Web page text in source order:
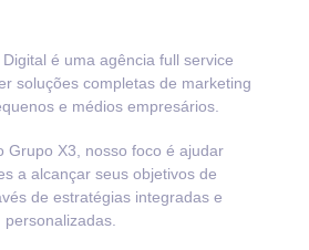
é uma agência full service
soluções completas de marketing
e médios empresários.
Grupo X3, nosso foco é ajudar
a alcançar seus objetivos de
de estratégias integradas e
personalizadas.